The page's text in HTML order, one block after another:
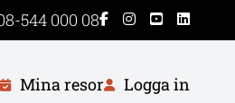
544 000 08
Mina resor Logga in